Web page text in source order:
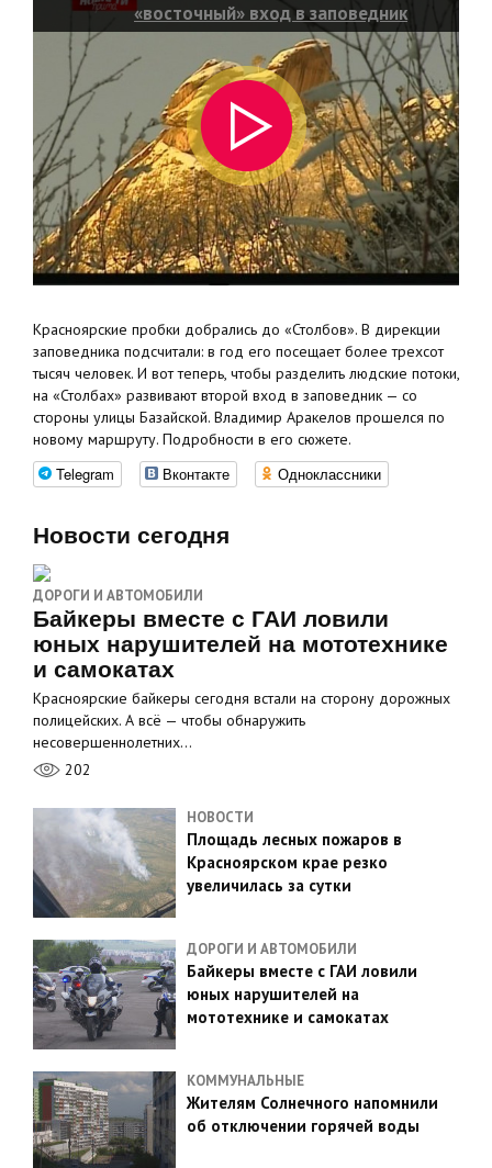
«восточный» вход в заповедник
Красноярские пробки добрались до «Столбов». В дирекции
заповедника подсчитали: в год его посещает более трехсот
тысяч человек. И вот теперь, чтобы разделить людские потоки,
на «Столбах» развивают второй вход в заповедник — со
стороны улицы Базайской. Владимир Аракелов прошелся по
новому маршруту. Подробности в его сюжете.
Telegram Вконтакте Одноклассники
Новости сегодня
ДОРОГИ И АВТОМОБИЛИ
Байкеры вместе с ГАИ ловили
юных нарушителей на мототехнике
и самокатах
Красноярские байкеры сегодня встали на сторону дорожных
полицейских. А всё — чтобы обнаружить
несовершеннолетних…
202
НОВОСТИ
Площадь лесных пожаров в
Красноярском крае резко
увеличилась за сутки
ДОРОГИ И АВТОМОБИЛИ
Байкеры вместе с ГАИ ловили
юных нарушителей на
мототехнике и самокатах
КОММУНАЛЬНЫЕ
Жителям Солнечного напомнили
об отключении горячей воды